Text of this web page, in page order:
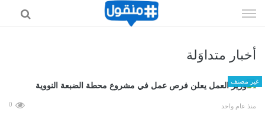
الى
أخبار متداوَلة
غير مصنف
منذ عام واحد 0